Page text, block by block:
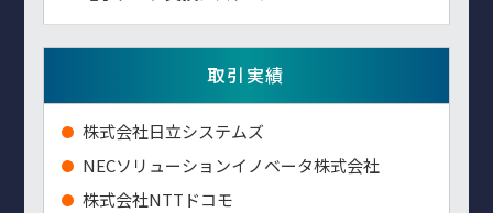
取引実績
株式会社日立システムズ
NECソリューションイノベータ株式会社
株式会社NTTドコモ